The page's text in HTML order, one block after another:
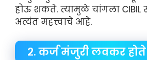
होऊ शकते. त्यामुळे चांगला CIBIL
अत्यंत महत्त्वाचे आहे.
२. कर्ज मंजुरी लवकर होते